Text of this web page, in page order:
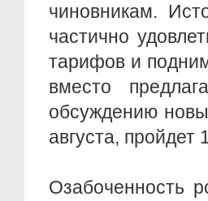
чиновникам.
частично
тарифов и
вместо
обсуждению
августа, пройдет
Озабоченность